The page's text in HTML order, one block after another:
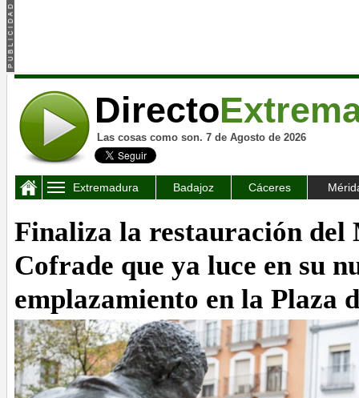
Directo
Las cosas como son. 7 de Agosto de 2026
Extremadura Badajoz Cáceres
Finaliza la restauración del
Cofrade que ya luce en su
emplazamiento en la Plaza